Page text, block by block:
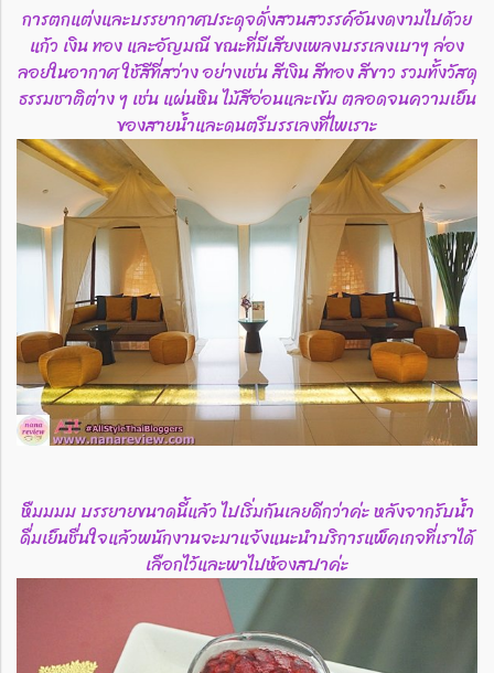
การตกแต่งและบรรยากาศประดุจดั่งสวนสวรรค์อันงดงามไปด้วย
แก้ว เงิน ทอง และอัญมณี ขณะที่มีเสียงเพลงบรรเลงเบาๆ ล่อง
ลอยในอากาศ ใช้สีที่สว่าง อย่างเช่น สีเงิน สีทอง สีขาว รวมทั้งวัสดุ
ธรรมชาติต่าง ๆ เช่น แผ่นหิน ไม้สีอ่อนและเข้ม ตลอดจนความเย็น
ของสายน้ำและดนตรีบรรเลงที่ไพเราะ
หืมมมม บรรยายขนาดนี้แล้ว ไปเริ่มกันเลยดีกว่าค่ะ หลังจากรับน้ำ
ดื่มเย็นชื่นใจแล้วพนักงานจะมาแจ้งแนะนำบริการแพ็คเกจที่เราได้
เลือกไว้และพาไปห้องสปาค่ะ